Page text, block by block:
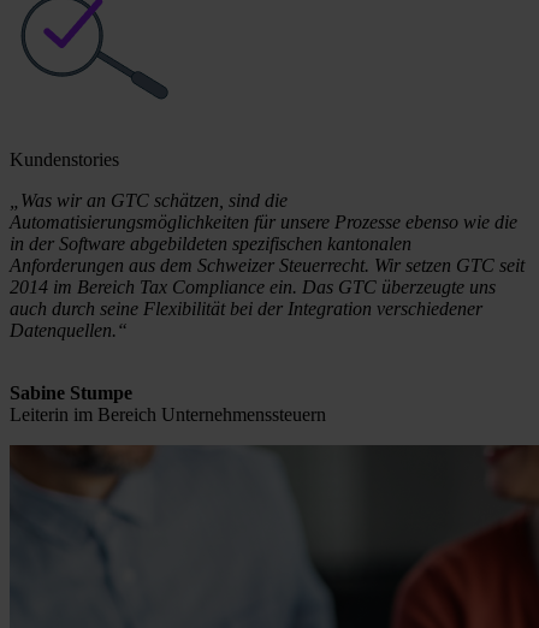
Kundenstories
„Was wir an GTC schätzen, sind die
Automatisierungsmöglichkeiten für unsere Prozesse ebenso wie die
in der Software abgebildeten spezifischen kantonalen
Anforderungen aus dem Schweizer Steuerrecht. Wir setzen GTC seit
2014 im Bereich Tax Compliance ein. Das GTC überzeugte uns
auch durch seine Flexibilität bei der Integration verschiedener
Datenquellen.“
Sabine Stumpe
Leiterin im Bereich Unternehmenssteuern